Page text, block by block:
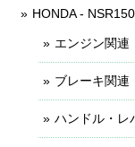
HONDA - NSR150
エンジン関連
ブレーキ関連
ハンドル・レ